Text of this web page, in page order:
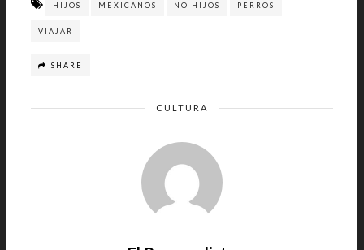
HIJOS MEXICANOS NO HIJOS PERROS
VIAJAR
SHARE
CULTURA